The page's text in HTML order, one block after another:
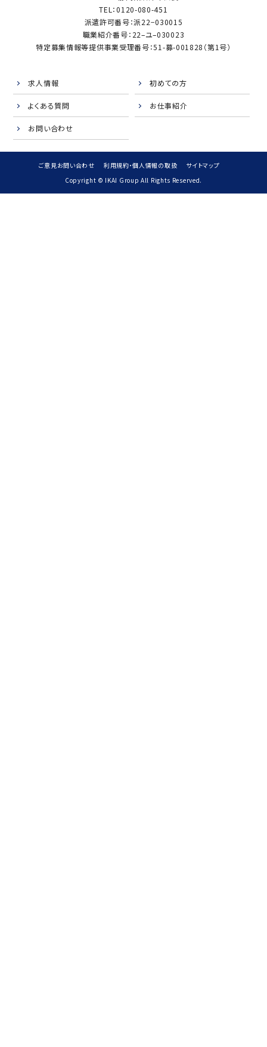
TEL：0120-080-451
派遣許可番号：派22−030015
職業紹介番号：22–ユ–030023
特定募集情報等提供事業受理番号：51-募-001828（第1号）
求人情報 初めての方
よくある質問 お仕事紹介
お問い合わせ
ご意見お問い合わせ 利用規約・個人情報の取扱
サイトマップ
Copyright © IKAI Group All Rights Reserved.